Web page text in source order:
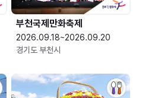
부천국제만화축제
2026.09.18~2026.09.20
경기도 부천시